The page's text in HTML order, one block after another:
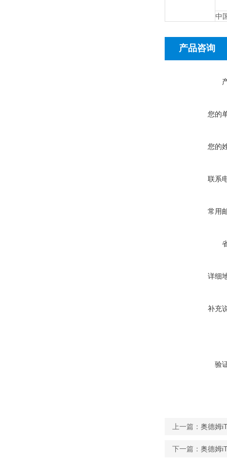
中
产品咨询
您的
您的
联系
常用
详细
补充
验
上一篇： 奥德姆
下一篇： 奥德姆